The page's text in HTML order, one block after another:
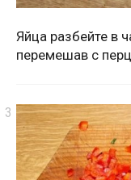
Яйца разбейте в
перемешав с